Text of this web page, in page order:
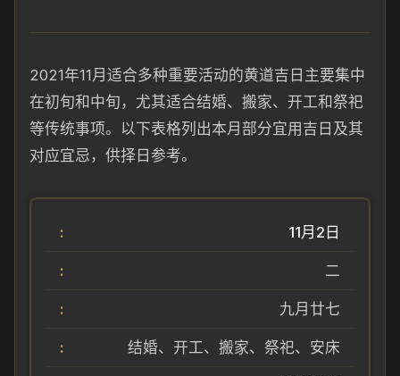
2021年11月适合多种重要活动的黄道吉日主要集中
在初旬和中旬，尤其适合结婚、搬家、开工和祭祀
等传统事项。以下表格列出本月部分宜用吉日及其
对应宜忌，供择日参考。
11月2日
二
九月廿七
结婚、开工、搬家、祭祀、安床